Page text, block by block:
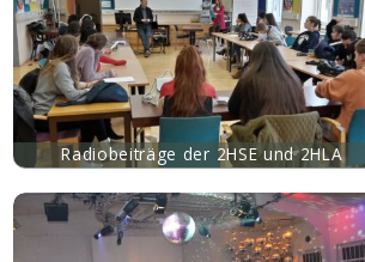
Radiobeiträge der 2HSE und 2HLA
mehr